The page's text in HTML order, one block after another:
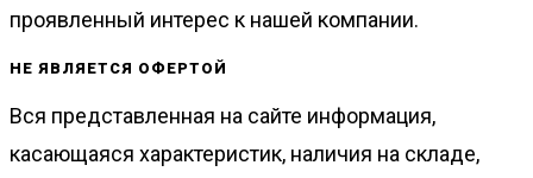
проявленный интерес к нашей компании.
НЕ ЯВЛЯЕТСЯ ОФЕРТОЙ
Вся представленная на сайте информация,
касающаяся характеристик, наличия на складе,